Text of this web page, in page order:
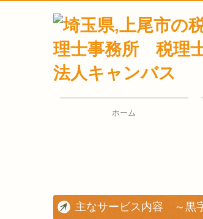
ホーム
主なサービス内容 ～黒